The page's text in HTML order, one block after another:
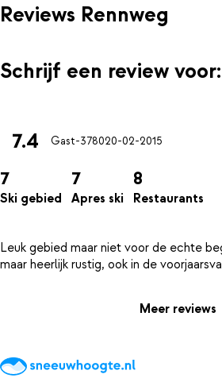
Reviews Rennweg
Schrijf een review
7.4 Gast-378020-02-2015
7
Ski gebied
7
Apres ski
8
Restaurants
Leuk gebied maar niet voor de echte
Meer reviews